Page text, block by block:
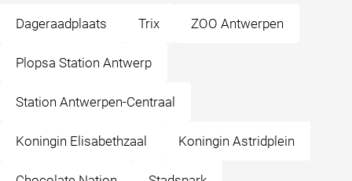
Dageraadplaats Trix ZOO Antwerpen
Plopsa Station Antwerp
Station Antwerpen-Centraal
Koningin Elisabethzaal Koningin Astridplein